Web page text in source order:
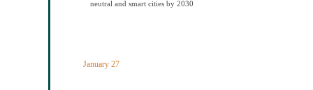
neutral and smart cities by 2030
January 27